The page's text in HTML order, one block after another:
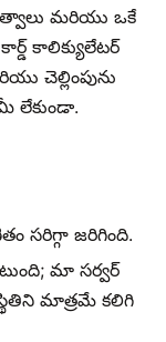
మరియు ఒకే
కాలిక్యులేటర్
చెల్లింపును
లేకుండా.
సరిగ్గా జరిగింది.
మా సర్వర్
మాత్రమే కలిగి